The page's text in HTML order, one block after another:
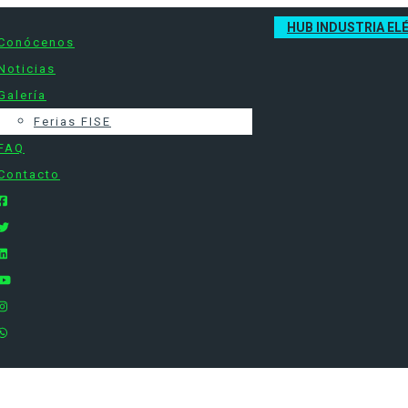
Ferias FISE
HUB INDUSTRIA